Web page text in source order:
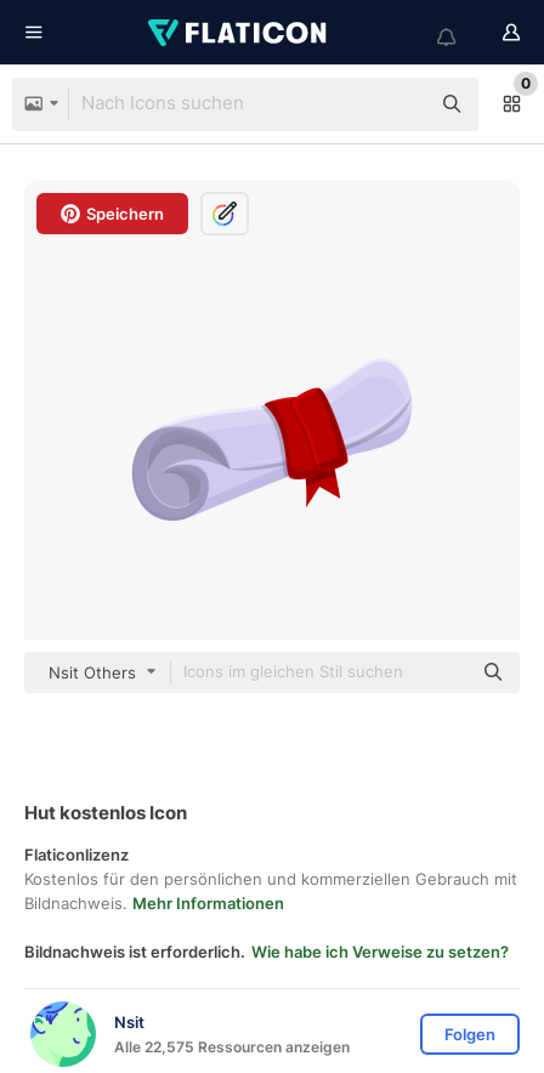
0
Speichern
Nsit Others
Hut kostenlos Icon
Flaticonlizenz
Kostenlos für den persönlichen und kommerziellen Gebrauch mit
Bildnachweis. Mehr Informationen
Bildnachweis ist erforderlich. Wie habe ich Verweise zu setzen?
Nsit
Alle 22,575 Ressourcen anzeigen
Folgen